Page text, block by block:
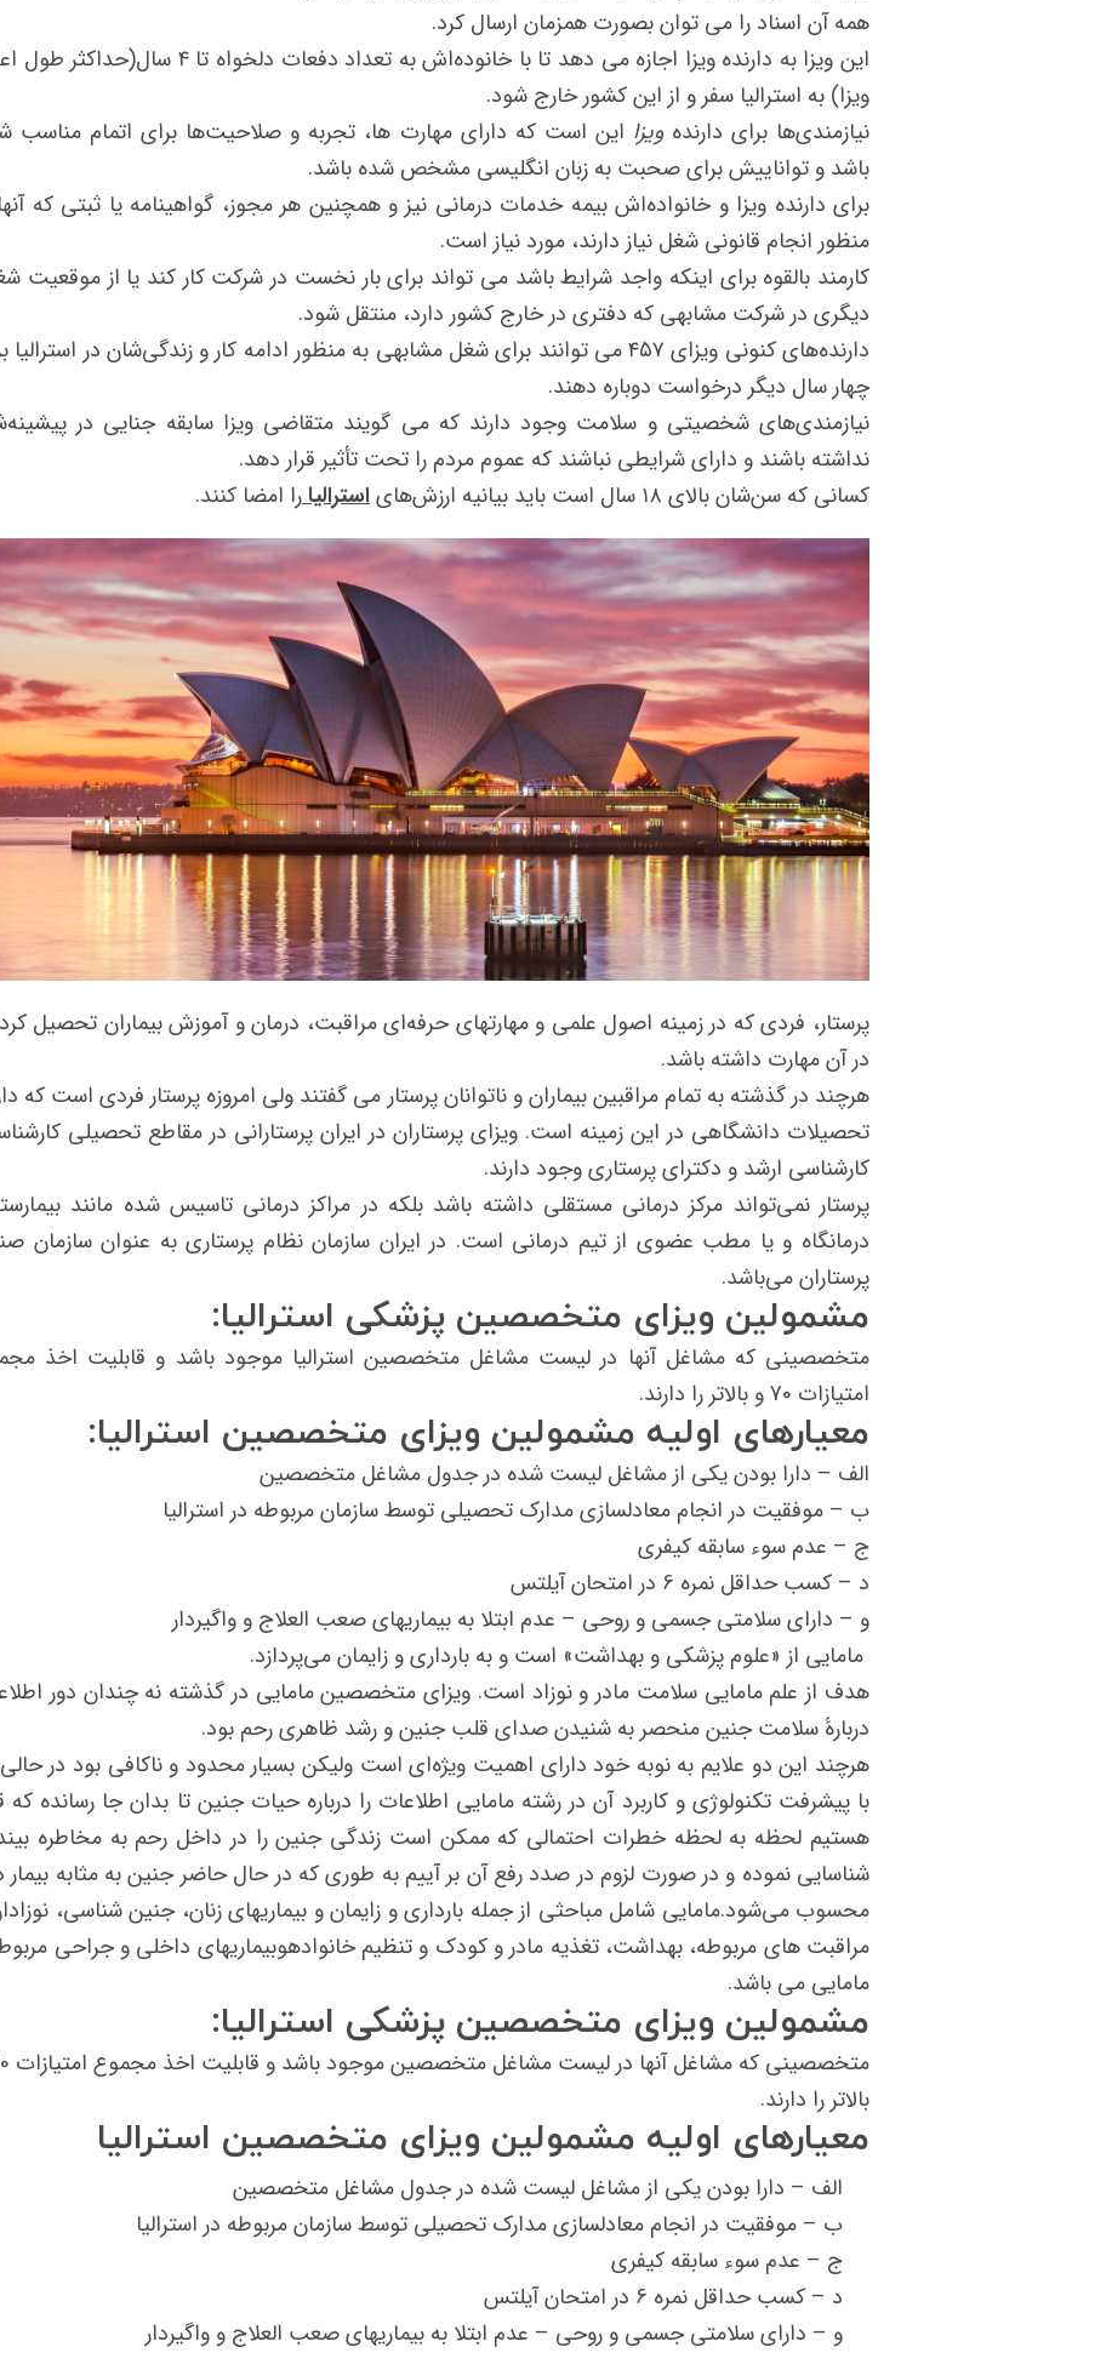
همه آن اسناد را می توان بصورت همزمان ارسال کرد.
این ویزا به دارنده ویزا اجازه می دهد تا با خانوده‌اش به تعداد دفعات دلخواه تا ۴
ویزا) به استرالیا سفر و از این کشور خارج شود.
نیازمندی‌ها برای دارندهویزا این است که دارای مهارت ها، تجربه و صلاحیت‌ها برای اتمام مناسب
باشد و تواناییش برای صحبت به زبان انگلیسی مشخص شده باشد.
برای دارنده ویزا و خانواده‌اش بیمه خدمات درمانی نیز و همچنین هر مجوز، گواهینامه یا ثبتی که
منظور انجام قانونی شغل نیاز دارند، مورد نیاز است.
کارمند بالقوه برای اینکه واجد شرایط باشد می تواند برای بار نخست در شرکت کار کند یا از موقعیت
دیگری در شرکت مشابهی که دفتری در خارج کشور دارد، منتقل شود.
دارنده‌های کنونی ویزای ۴۵۷ می توانند برای شغل مشابهی به منظور ادامه کار و زندگی‌شان در
چهار سال دیگر درخواست دوباره دهند.
نیازمندی‌های شخصیتی و سلامت وجود دارند که می گویند متقاضی ویزا سابقه جنایی در
نداشته باشند و دارای شرایطی نباشند که عموم مردم را تحت تأثیر قرار دهد.
کسانی که سن‌شان بالای ۱۸ سال است باید بیانیه ارزش‌های
استرالیارا امضا کنند.
پرستار، فردی که در زمینه اصول علمی و مهارتهای حرفه‌ای مراقبت، درمان و آموزش بیماران تحصیل
در آن مهارت داشته باشد.
هرچند در گذشته به تمام مراقبین بیماران و ناتوانان پرستار می گفتند ولی امروزه پرستار فردی است که
تحصیلات دانشگاهی در این زمینه است. ویزای پرستاران در ایران پرستارانی در مقاطع تحصیلی
کارشناسی ارشد و دکترای پرستاری وجود دارند.
پرستار نمی‌تواند مرکز درمانی مستقلی داشته باشد بلکه در مراکز درمانی تاسیس شده مانند
درمانگاه و یا مطب عضوی از تیم درمانی است. در ایران سازمان نظام پرستاری به عنوان سازمان
پرستاران می‌باشد.
مشمولین ویزای متخصصین پزشکی استرالیا:
متخصصینی که مشاغل آنها در لیست مشاغل متخصصین استرالیا موجود باشد و قابلیت اخذ
امتیازات 70 و بالاتر را دارند.
معیارهای اولیه مشمولین ویزای متخصصین استرالیا:
الف – دارا بودن یکی از مشاغل لیست شده در جدول مشاغل متخصصین
ب – موفقیت در انجام معادلسازی مدارک تحصیلی توسط سازمان مربوطه در استرالیا
ج – عدم سوء سابقه کیفری
د – کسب حداقل نمره 6 در امتحان آیلتس
و – دارای سلامتی جسمی و روحی – عدم ابتلا به بیماریهای صعب العلاج و واگیردار
مامایی از «علوم پزشکی و بهداشت» است و به بارداری و زایمان می‌پردازد.
هدف از علم مامایی سلامت مادر و نوزاد است. ویزای متخصصین مامایی در گذشته نه چندان دور
دربارهٔ سلامت جنین منحصر به شنیدن صدای قلب جنین و رشد ظاهری رحم بود.
هرچند این دو علایم به نوبه خود دارای اهمیت ویژه‌ای است ولیکن بسیار محدود و ناکافی بود در
با پیشرفت تکنولوژی و کاربرد آن در رشته مامایی اطلاعات را درباره حیات جنین تا بدان جا رسانده که
هستیم لحظه به لحظه خطرات احتمالی که ممکن است زندگی جنین را در داخل رحم به مخاطره
شناسایی نموده و در صورت لزوم در صدد رفع آن بر آییم به طوری که در حال حاضر جنین به مثابه بیمار
محسوب می‌شود.مامایی شامل مباحثی از جمله بارداری و زایمان و بیماریهای زنان، جنین شناسی،
مراقبت های مربوطه، بهداشت، تغذیه مادر و كودك و تنظیم خانوادهوبیماریهای داخلی و جراحی
مامایی می باشد.
مشمولین ویزای متخصصین پزشکی استرالیا:
بالاتر را دارند.
معیارهای اولیه مشمولین ویزای متخصصین استرالیا
الف – دارا بودن یکی از مشاغل لیست شده در جدول مشاغل متخصصین
ب – موفقیت در انجام معادلسازی مدارک تحصیلی توسط سازمان مربوطه در استرالیا
ج – عدم سوء سابقه کیفری
د – کسب حداقل نمره 6 در امتحان آیلتس
و – دارای سلامتی جسمی و روحی – عدم ابتلا به بیماریهای صعب العلاج و واگیردار